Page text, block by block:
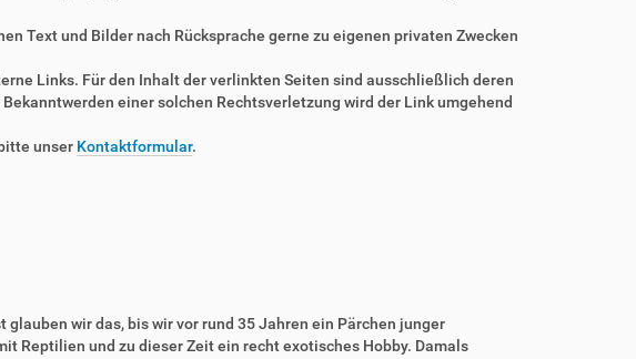
Text und Bilder nach Rücksprache gerne zu eigenen privaten Zwecken
Links. Für den Inhalt der verlinkten Seiten sind ausschließlich deren
einer solchen Rechtsverletzung wird der Link umgehend
unser Kontaktformular.
wir das, bis wir vor rund 35 Jahren ein Pärchen junger
Reptilien und zu dieser Zeit ein recht exotisches Hobby. Damals